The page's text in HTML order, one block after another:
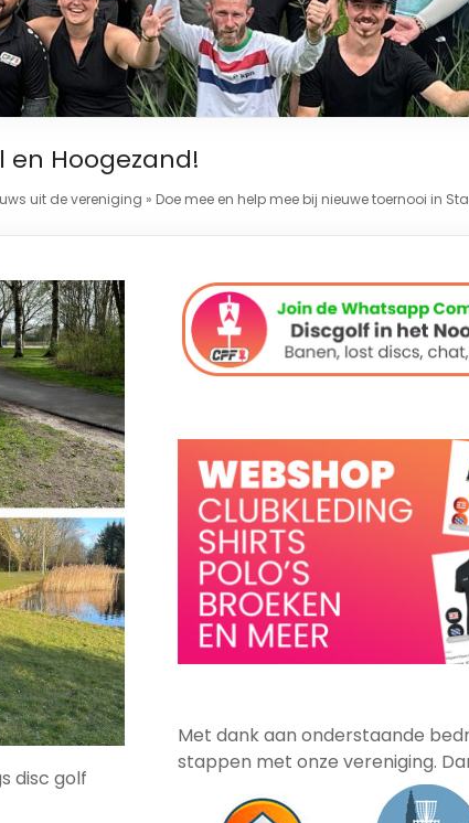
Hoogezand!
uit de vereniging » Doe mee en help mee bij nieuwe toernooi in
disc golf
Met dank aan onderstaande
stappen met onze vereniging.